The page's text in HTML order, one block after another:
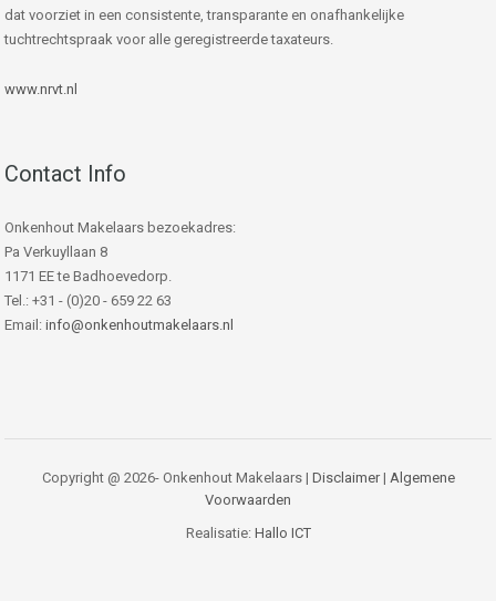
dat voorziet in een consistente, transparante en onafhankelijke
tuchtrechtspraak voor alle geregistreerde taxateurs.
www.nrvt.nl
Contact Info
Onkenhout Makelaars bezoekadres:
Pa Verkuyllaan 8
1171 EE te Badhoevedorp.
Tel.: +31 - (0)20 - 659 22 63
Email: info@onkenhoutmakelaars.nl
Copyright @ 2026- Onkenhout Makelaars | Disclaimer| Algemene
Voorwaarden
Realisatie: Hallo ICT